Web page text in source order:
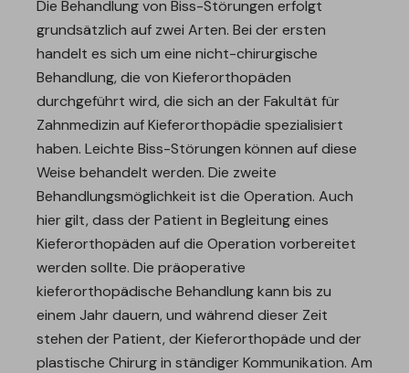
Die Behandlung von Biss-Störungen erfolgt
grundsätzlich auf zwei Arten. Bei der ersten
handelt es sich um eine nicht-chirurgische
Behandlung, die von Kieferorthopäden
durchgeführt wird, die sich an der Fakultät für
Zahnmedizin auf Kieferorthopädie spezialisiert
haben. Leichte Biss-Störungen können auf diese
Weise behandelt werden. Die zweite
Behandlungsmöglichkeit ist die Operation. Auch
hier gilt, dass der Patient in Begleitung eines
Kieferorthopäden auf die Operation vorbereitet
werden sollte. Die präoperative
kieferorthopädische Behandlung kann bis zu
einem Jahr dauern, und während dieser Zeit
stehen der Patient, der Kieferorthopäde und der
plastische Chirurg in ständiger Kommunikation. Am